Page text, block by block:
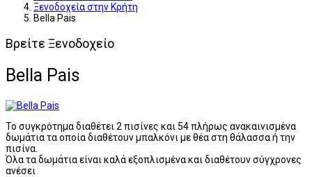
Ξενοδοχεία στην Κρήτη
Bella Pais
Βρείτε Ξενοδοχείο
Bella Pais
Το συγκρότημα διαθέτει 2 πισίνες και 54 πλήρως ανακαινισμένα
δωμάτια τα οποία διαθέτουν μπαλκόνι με θέα στη θάλασσα ή την
πισίνα.
Όλα τα δωμάτια είναι καλά εξοπλισμένα και διαθέτουν σύγχρονες
ανέσει